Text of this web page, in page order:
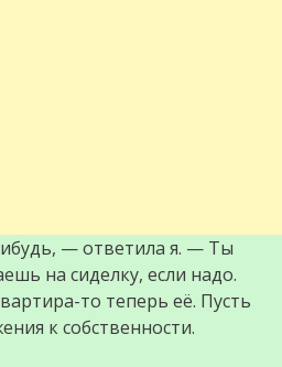
— ответила я. — Ты
на сиделку, если надо.
то теперь её. Пусть
к собственности.